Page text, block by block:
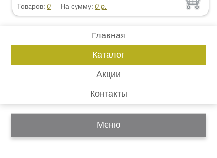
Товаров:0 На сумму:0 р.
Главная
Каталог
Акции
Контакты
Меню